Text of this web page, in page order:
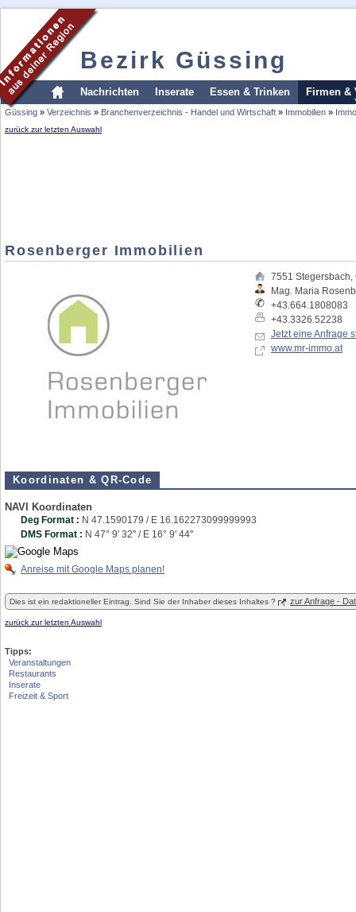
Bezirk Güssing
Nachrichten Inserate Essen & Trinken Firmen &
Güssing » Verzeichnis » Branchenverzeichnis - Handel und Wirtschaft » Immobilien »
zurück zur letzten Auswahl
Rosenberger Immobilien
7551 Stegersbach,
Mag. Maria
+43.664.1808083
+43.3326.52238
Jetzt eine Anfrage
www.mr-immo.at
Koordinaten & QR-Code
NAVI Koordinaten
Deg Format : N 47.1590179 / E 16.162273099999993
DMS Format : N 47° 9' 32'' / E 16° 9' 44''
Anreise mit Google Maps planen!
Dies ist ein redaktioneller Eintrag. Sind Sie der Inhaber dieses Inhaltes ? zur Anfrage -
zurück zur letzten Auswahl
Tipps:
Veranstaltungen
Restaurants
Inserate
Freizeit & Sport